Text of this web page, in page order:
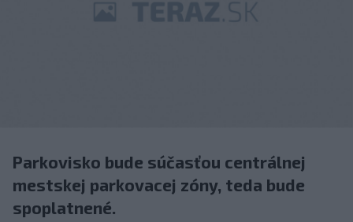
Parkovisko bude súčasťou centrálnej
mestskej parkovacej zóny, teda bude
spoplatnené.